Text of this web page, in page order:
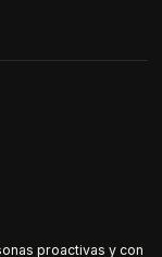
proactivas y con